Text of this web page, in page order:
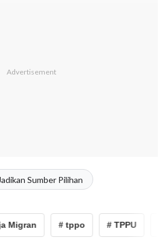
Sumber Pilihan
# tppo # TPPU